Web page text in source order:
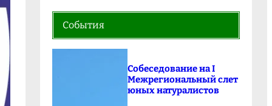
События
Собеседование на I
Межрегиональный слет
юных натуралистов